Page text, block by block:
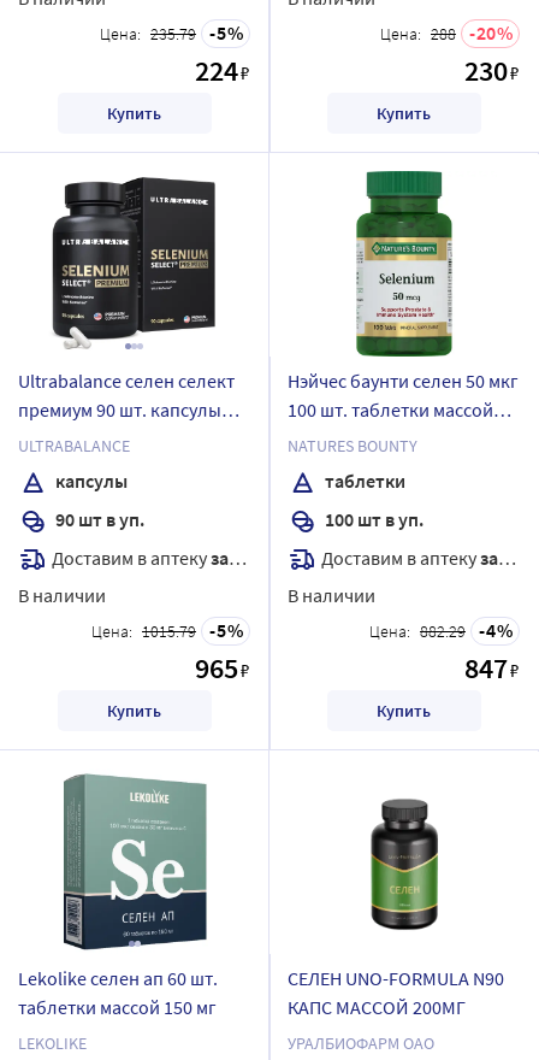
Цена: 235.79 5
224₽
Купить
Цена: 288 20
230₽
Купить
Ultrabalance селен селект
премиум 90 шт. капсулы
массой 400 мг
ULTRABALANCE
капсулы
90 шт в уп.
Доставим в аптекузавтра
В наличии
Цена: 1015.79 5
965₽
Купить
Нэйчес баунти селен 50 мкг
100 шт. таблетки массой
330 мг
NATURES BOUNTY
таблетки
100 шт в уп.
Доставим в аптекузавтра
В наличии
Цена: 882.29 4
847₽
Купить
Lekolike селен ап 60 шт.
таблетки массой 150 мг
LEKOLIKE
СЕЛЕН UNO-FORMULA N90
КАПС МАССОЙ 200МГ
УРАЛБИОФАРМ ОАО